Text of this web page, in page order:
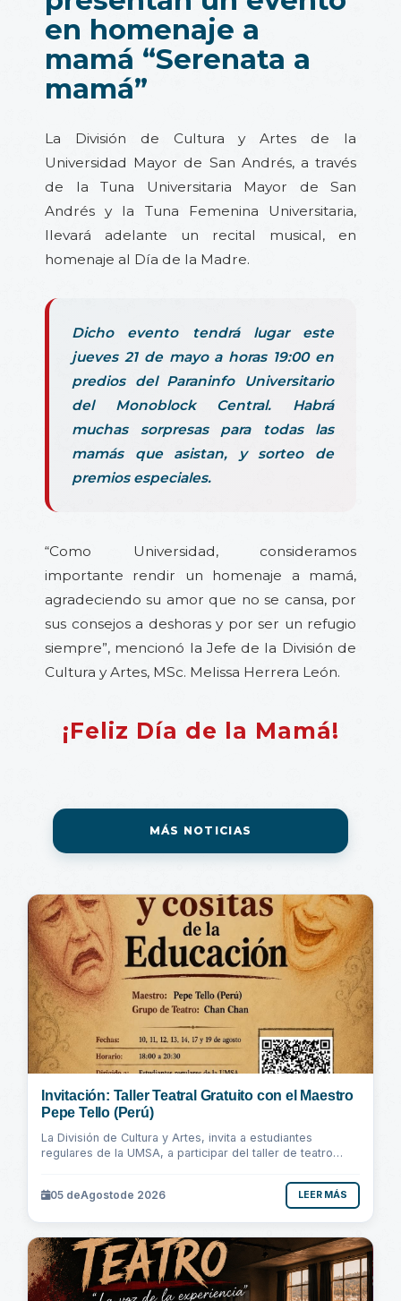
en homenaje a
mamá “Serenata a
mamá”
La División de Cultura y Artes de la
Universidad Mayor de San Andrés, a través
de la Tuna Universitaria Mayor de San
Andrés y la Tuna Femenina Universitaria,
llevará adelante un recital musical, en
homenaje al Día de la Madre.
Dicho evento tendrá lugar este
jueves 21 de mayo a horas 19:00 en
predios del Paraninfo Universitario
del Monoblock Central. Habrá
muchas sorpresas para todas las
mamás que asistan, y sorteo de
premios especiales.
“Como Universidad, consideramos
importante rendir un homenaje a mamá,
agradeciendo su amor que no se cansa, por
sus consejos a deshoras y por ser un refugio
siempre”, mencionó la Jefe de la División de
Cultura y Artes, MSc. Melissa Herrera León.
¡Feliz Día de la Mamá!
MÁS NOTICIAS
Invitación: Taller Teatral Gratuito con el Maestro
Pepe Tello (Perú)
La División de Cultura y Artes, invita a estudiantes
regulares de la UMSA, a participar del taller de teatro
05 deAgostode 2026 LEER MÁS